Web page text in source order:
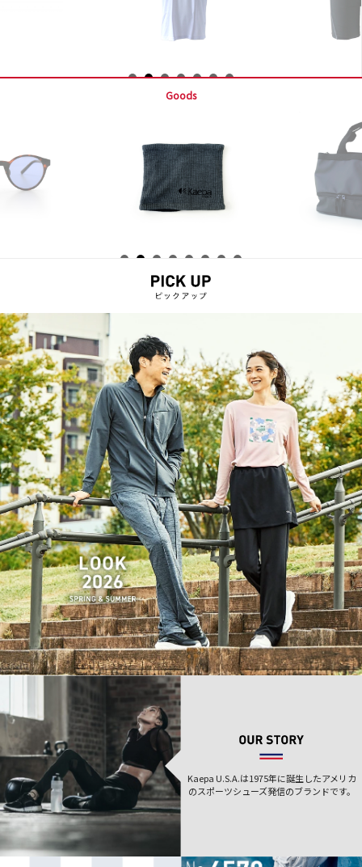
Goods
Kaepa U.S.A.は1975年に誕生したアメリカ
のスポーツシューズ発信のブランドです。